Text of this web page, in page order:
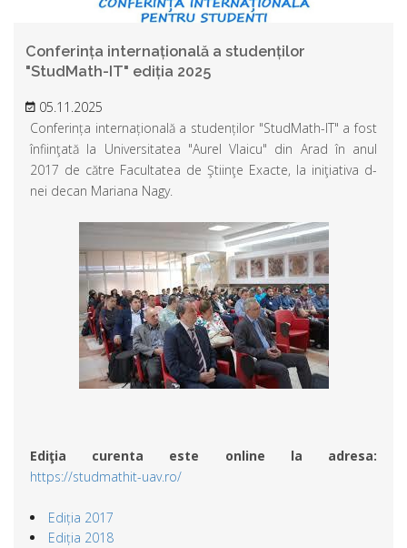
Conferința internațională a studenților
"StudMath-IT" ediția 2025
05.11.2025
Conferința internațională a studenților "StudMath-IT" a fost
înfiinţată la Universitatea "Aurel Vlaicu" din Arad în anul
2017 de către Facultatea de Ştiinţe Exacte, la iniţiativa d-
nei decan Mariana Nagy.
Ediţia curenta este online la adresa:
https://studmathit-uav.ro/
Ediția 2017
Ediția 2018